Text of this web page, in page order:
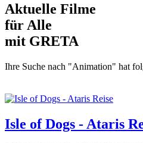
Aktuelle Filme
für Alle
mit GRETA
Ihre Suche nach "Animation" hat
Isle of Dogs - Ataris